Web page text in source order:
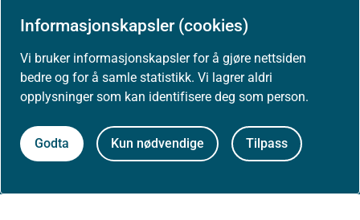
Informasjonskapsler (cookies)
Vi bruker informasjonskapsler for å gjøre nettsiden
bedre og for å samle statistikk. Vi lagrer aldri
opplysninger som kan identifisere deg som person.
Godta Kun nødvendige Tilpass
Presse